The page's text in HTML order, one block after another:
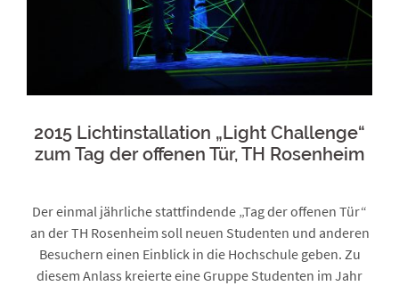
2015 Lichtinstallation „Light Challenge“
zum Tag der offenen Tür, TH Rosenheim
Der einmal jährliche stattfindende „Tag der offenen Tür“
an der TH Rosenheim soll neuen Studenten und anderen
Besuchern einen Einblick in die Hochschule geben. Zu
diesem Anlass kreierte eine Gruppe Studenten im Jahr